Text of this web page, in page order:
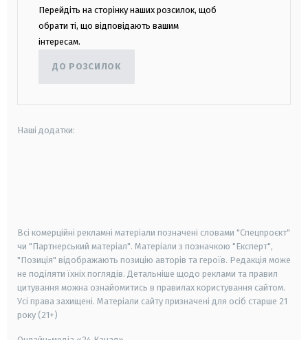
Перейдіть на сторінку наших розсилок, щоб
обрати ті, що відповідають вашим
інтересам.
ДО РОЗСИЛОК
Наші додатки:
Всі комерційні рекламні матеріали позначені словами "Спецпроєкт"
чи "Партнерський матеріал". Матеріали з позначкою "Експерт",
"Позиція" відображають позицію авторів та героїв. Редакція може
не поділяти їхніх поглядів. Детальніше щодо реклами та правил
цитування можна ознайомитись в правилах користування сайтом.
Усі права захищені. Матеріали сайту призначені для осіб старше 21
року (21+)